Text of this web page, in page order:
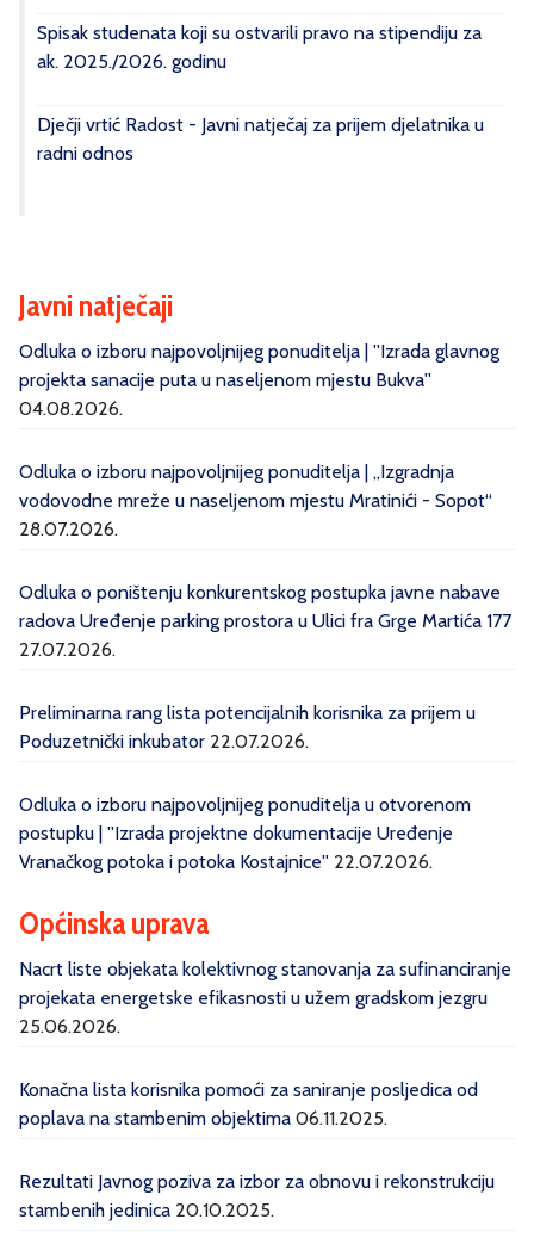
Spisak studenata koji su ostvarili pravo na stipendiju za
ak. 2025./2026. godinu
Dječji vrtić Radost - Javni natječaj za prijem djelatnika u
radni odnos
Javni natječaji
Odluka o izboru najpovoljnijeg ponuditelja | ''Izrada glavnog
projekta sanacije puta u naseljenom mjestu Bukva''
04.08.2026.
Odluka o izboru najpovoljnijeg ponuditelja | „Izgradnja
vodovodne mreže u naseljenom mjestu Mratinići - Sopot“
28.07.2026.
Odluka o poništenju konkurentskog postupka javne nabave
radova Uređenje parking prostora u Ulici fra Grge Martića 177
27.07.2026.
Preliminarna rang lista potencijalnih korisnika za prijem u
Poduzetnički inkubator 22.07.2026.
Odluka o izboru najpovoljnijeg ponuditelja u otvorenom
postupku | ''Izrada projektne dokumentacije Uređenje
Vranačkog potoka i potoka Kostajnice'' 22.07.2026.
Općinska uprava
Nacrt liste objekata kolektivnog stanovanja za sufinanciranje
projekata energetske efikasnosti u užem gradskom jezgru
25.06.2026.
Konačna lista korisnika pomoći za saniranje posljedica od
poplava na stambenim objektima 06.11.2025.
Rezultati Javnog poziva za izbor za obnovu i rekonstrukciju
stambenih jedinica 20.10.2025.